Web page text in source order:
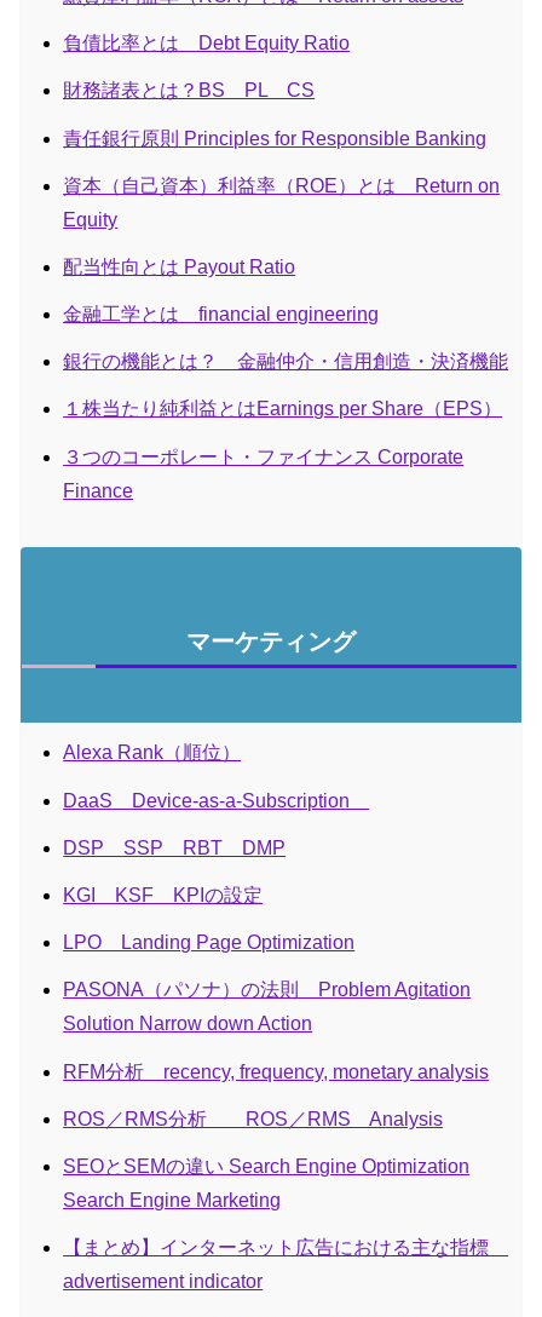
負債比率とは Debt Equity Ratio
財務諸表とは？BS PL CS
責任銀行原則 Principles for Responsible Banking
資本（自己資本）利益率（ROE）とは Return on
Equity
配当性向とは Payout Ratio
金融工学とは financial engineering
銀行の機能とは？ 金融仲介・信用創造・決済機能
１株当たり純利益とはEarnings per Share（EPS）
３つのコーポレート・ファイナンス Corporate
Finance
マーケティング
Alexa Rank（順位）
DaaS Device-as-a-Subscription
DSP SSP RBT DMP
KGI KSF KPIの設定
LPO Landing Page Optimization
PASONA（パソナ）の法則 Problem Agitation
Solution Narrow down Action
RFM分析 recency, frequency, monetary analysis
ROS／RMS分析 ROS／RMS Analysis
SEOとSEMの違い Search Engine Optimization
Search Engine Marketing
【まとめ】インターネット広告における主な指標
advertisement indicator